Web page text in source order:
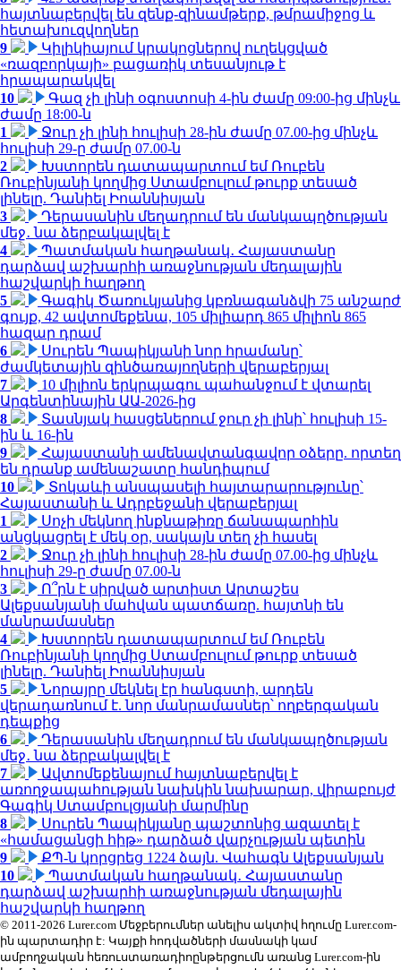
հայտնաբերվել են զենք-զինամթերք, թմրամիջոց և
հետախուզվողներ
9
Կիլիկիայում կրակոցներով ուղեկցված
«ռազբորկայի» բացառիկ տեսանյութ է
հրապարակվել
10
Գազ չի լինի օգոստոսի 4-ին ժամը 09:00-ից մինչև
ժամը 18:00-ն
1
Ջուր չի լինի հուլիսի 28-ին ժամը 07.00-ից մինչև
հուլիսի 29-ը ժամը 07.00-ն
2
Խստորեն դատապարտում եմ Ռուբեն
Ռուբինյանի կողմից Ստամբուլում թուրք տեսած
լինելը. Դանիել Իոաննիսյան
3
Դերասանին մեղադրում են մանկապղծության
մեջ․ նա ձերբակալվել է
4
Պատմական հաղթանակ․ Հայաստանը
դարձավ աշխարհի առաջնության մեդալային
հաշվարկի հաղթող
5
Գագիկ Ծառուկյանից կբռնագանձվի 75 անշարժ
գույք, 42 ավտոմեքենա, 105 միլիարդ 865 միլիոն 865
հազար դրամ
6
Սուրեն Պապիկյանի նոր հրամանը՝
ժամկետային զինծառայողների վերաբերյալ
7
10 միլիոն երկրպագու պահանջում է վտարել
Արգենտինային ԱԱ-2026-ից
8
Տասնյակ հասցեներում ջուր չի լինի՝ հուլիսի 15-
ին և 16-ին
9
Հայաստանի ամենավտանգավոր օձերը. որտեղ
են դրանք ամենաշատը հանդիպում
10
Տոկաևի անսպասելի հայտարարությունը՝
Հայաստանի և Ադրբեջանի վերաբերյալ
1
Սոչի մեկնող ինքնաթիռը ճանապարհին
անցկացրել է մեկ օր, սակայն տեղ չի հասել
2
Ջուր չի լինի հուլիսի 28-ին ժամը 07.00-ից մինչև
հուլիսի 29-ը ժամը 07.00-ն
3
Ո՞րն է սիրված արտիստ Արտաշես
Ալեքսանյանի մահվան պատճառը. հայտնի են
մանրամասներ
4
Խստորեն դատապարտում եմ Ռուբեն
Ռուբինյանի կողմից Ստամբուլում թուրք տեսած
լինելը. Դանիել Իոաննիսյան
5
Նորայրը մեկնել էր հանգստի, արդեն
վերադառնում է. նոր մանրամասներ՝ ողբերգական
դեպքից
6
Դերասանին մեղադրում են մանկապղծության
մեջ․ նա ձերբակալվել է
7
Ավտոմեքենայում հայտնաբերվել է
առողջապահության նախկին նախարար, վիրաբույժ
Գագիկ Ստամբուլցյանի մարմինը
8
Սուրեն Պապիկյանը պաշտոնից ազատել է
«համացանցի հիթ» դարձած վարչության պետին
9
ՔՊ-ն կորցրեց 1224 ձայն. Վահագն Ալեքսանյան
10
Պատմական հաղթանակ․ Հայաստանը
դարձավ աշխարհի առաջնության մեդալային
հաշվարկի հաղթող
© 2011-2026 Lurer.com Մեջբերումներ անելիս ակտիվ հղումը Lurer.com-
ին պարտադիր է: Կայքի հոդվածների մասնակի կամ
ամբողջական հեռուստառադիոընթերցումն առանց Lurer.com-ին